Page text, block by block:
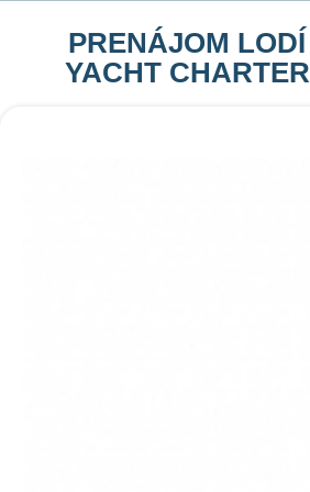
PRENÁJOM LODÍ
YACHT CHARTER